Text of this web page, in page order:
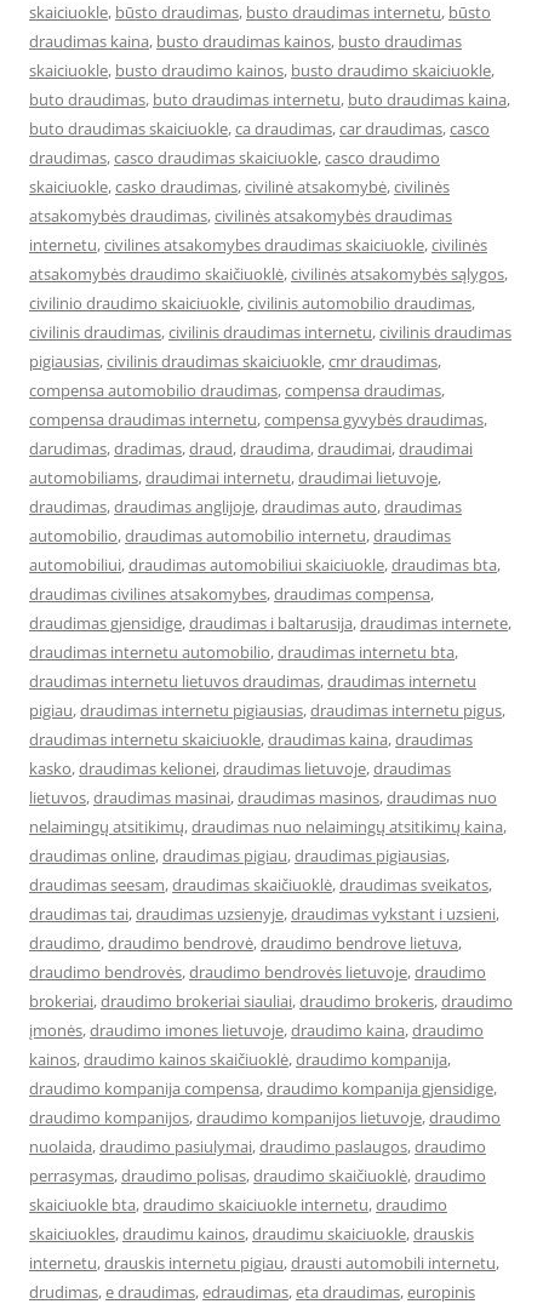
skaiciuokle, būsto draudimas, busto draudimas internetu, būsto
draudimas kaina, busto draudimas kainos, busto draudimas
skaiciuokle, busto draudimo kainos, busto draudimo skaiciuokle,
buto draudimas, buto draudimas internetu, buto draudimas kaina,
buto draudimas skaiciuokle,ca draudimas,car draudimas,casco
draudimas,casco draudimas skaiciuokle,casco draudimo
skaiciuokle,casko draudimas,civilinė atsakomybė,civilinės
atsakomybės draudimas,civilinės atsakomybės draudimas
internetu,civilines atsakomybes draudimas skaiciuokle,civilinės
atsakomybės draudimo skaičiuoklė,civilinės atsakomybės sąlygos,
civilinio draudimo skaiciuokle,civilinis automobilio draudimas,
civilinis draudimas,civilinis draudimas internetu,civilinis draudimas
pigiausias,civilinis draudimas skaiciuokle,cmr draudimas,
compensa automobilio draudimas,compensa draudimas,
compensa draudimas internetu,compensa gyvybės draudimas,
darudimas,dradimas,draud,draudima,draudimai,draudimai
automobiliams,draudimai internetu,draudimai lietuvoje,
draudimas,draudimas anglijoje,draudimas auto,draudimas
automobilio,draudimas automobilio internetu,draudimas
automobiliui,draudimas automobiliui skaiciuokle,draudimas bta,
draudimas civilines atsakomybes,draudimas compensa,
draudimas gjensidige,draudimas i baltarusija,draudimas internete,
draudimas internetu automobilio,draudimas internetu bta,
draudimas internetu lietuvos draudimas,draudimas internetu
pigiau,draudimas internetu pigiausias,draudimas internetu pigus,
draudimas internetu skaiciuokle,draudimas kaina,draudimas
kasko,draudimas kelionei,draudimas lietuvoje,draudimas
lietuvos,draudimas masinai,draudimas masinos,draudimas nuo
nelaimingų atsitikimų,draudimas nuo nelaimingų atsitikimų kaina,
draudimas online,draudimas pigiau,draudimas pigiausias,
draudimas seesam,draudimas skaičiuoklė,draudimas sveikatos,
draudimas tai,draudimas uzsienyje,draudimas vykstant i uzsieni,
draudimo,draudimo bendrovė,draudimo bendrove lietuva,
draudimo bendrovės,draudimo bendrovės lietuvoje,draudimo
brokeriai,draudimo brokeriai siauliai,draudimo brokeris,draudimo
įmonės,draudimo imones lietuvoje,draudimo kaina,draudimo
kainos,draudimo kainos skaičiuoklė,draudimo kompanija,
draudimo kompanija compensa,draudimo kompanija gjensidige,
draudimo kompanijos,draudimo kompanijos lietuvoje,draudimo
nuolaida,draudimo pasiulymai,draudimo paslaugos,draudimo
perrasymas,draudimo polisas,draudimo skaičiuoklė,draudimo
skaiciuokle bta,draudimo skaiciuokle internetu,draudimo
skaiciuokles,draudimu kainos,draudimu skaiciuokle,drauskis
internetu,drauskis internetu pigiau,drausti automobili internetu,
drudimas,e draudimas,edraudimas,eta draudimas,europinis